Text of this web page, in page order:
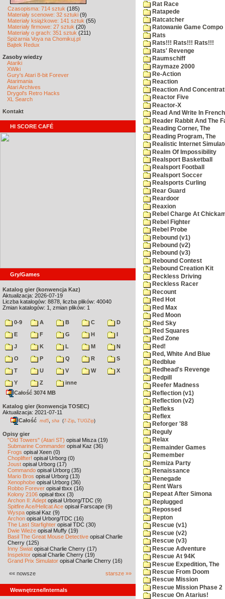
Czasopisma: 714 sztuk (185)
Materiały scenowe: 32 sztuki (9)
Materiały książkowe: 141 sztuk (55)
Materiały firmowe: 27 sztuk (20)
Materiały o grach: 351 sztuk (211)
Spiżarnia Voya na Chomikuj.pl
Bajtek Redux
Zasoby wiedzy
Atariki
XWiki
Gury's Atari 8-bit Forever
Atarimania
Atari Archives
Drygol's Retro Hacks
XL Search
Kontakt
HI SCORE CAFÉ
Gry/Games
Katalog gier (konwencja Kaz)
Aktualizacja: 2026-07-19
Liczba katalogów: 8878, liczba plików: 40040
Zmian katalogów: 1, zmian plików: 1
0-9 A B C
D
E
F G H
I
J
K L M
N
O
P Q R
S
T
U V W
X
Y
Z
inne
Całość 3074 MB
Katalog gier (konwencja TOSEC)
Aktualizacja: 2021-07-11
Całość md5 sha (7-Zip TUGZip)
Opisy gier
"Old Towers" (Atari ST) opisał Misza (19)
Submarine Commander opisał Kaz (36)
Frogs opisał Xeen (0)
Choplifter! opisał Urborg (0)
Joust opisał Urborg (17)
Commando opisał Urborg (35)
Mario Bros opisał Urborg (13)
Xenophobe opisał Urborg (36)
Robbo Forever opisał tbxx (16)
Kolony 2106 opisał tbxx (3)
Archon II: Adept opisał Urborg/TDC (9)
Spitfire Ace/Hellcat Ace opisał Farscape (9)
Wyspa opisał Kaz (9)
Archon opisał Urborg/TDC (16)
The Last Starfighter opisał TDC (30)
Dwie Wieże opisał Muffy (19)
Basil The Great Mouse Detective opisał Charlie
Cherry (125)
Inny Świat opisał Charlie Cherry (17)
Inspektor opisał Charlie Cherry (19)
Grand Prix Simulator opisał Charlie Cherry (16)
«« nowsze starsze »»
Wewnętrzne/Internals
Rat Race
Ratapede
Ratcatcher
Ratowanie Game Compo
Rats
Rats!!! Rats!!! Rats!!!
Rats' Revenge
Raumschiff
Raymaze 2000
Re-Action
Reaction
Reaction And
Reactor Five
Reactor-X
Read And Write In
Reader Rabbit And The
Reading Corner, The
Reading Program, The
Realistic Internet
Realm Of Impossibility
Realsport Basketball
Realsport Football
Realsport Soccer
Realsports Curling
Rear Guard
Reardoor
Reaxion
Rebel Charge At
Rebel Fighter
Rebel Probe
Rebound (v1)
Rebound (v2)
Rebound (v3)
Rebound Contest
Rebound Creation Kit
Reckless Driving
Reckless Racer
Recount
Red Hot
Red Max
Red Moon
Red Sky
Red Squares
Red Zone
Red!
Red, White And Blue
Redblue
Redhead's Revenge
Redpill
Reefer Madness
Reflection (v1)
Reflection (v2)
Refleks
Reflex
Reforger '88
Reguly
Relax
Remainder Games
Remember
Remiza Party
Renaissance
Renegade
Rent Wars
Repeat After Simona
Replugged
Repossed
Repton
Rescue (v1)
Rescue (v2)
Rescue (v3)
Rescue Adventure
Rescue At 94K
Rescue Expedition, The
Rescue From Doom
Rescue Mission
Rescue Mission Phase 2
Rescue On Atarius!